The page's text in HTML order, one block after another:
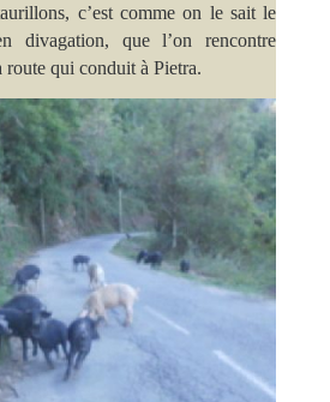
c’est comme on le sait le
divagation, que l’on rencontre
route qui conduit à Pietra.